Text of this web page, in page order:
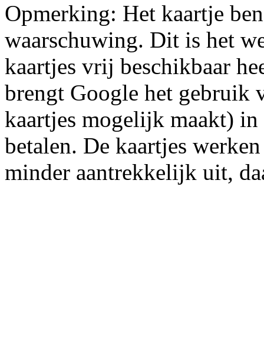
Opmerking: Het kaartje
waarschuwing. Dit is het
kaartjes vrij beschikbaar
brengt Google het gebruik
kaartjes mogelijk maakt)
betalen. De kaartjes
minder aantrekkelijk uit,